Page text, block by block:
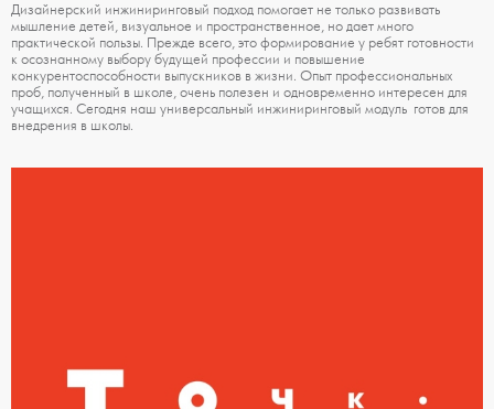
Дизайнерский инжиниринговый подход помогает не только развивать
мышление детей, визуальное и пространственное, но дает много
практической пользы. Прежде всего, это формирование у ребят готовности
к осознанному выбору будущей профессии и повышение
конкурентоспособности выпускников в жизни. Опыт профессиональных
проб, полученный в школе, очень полезен и одновременно интересен для
учащихся. Сегодня наш универсальный инжиниринговый модуль готов для
внедрения в школы.